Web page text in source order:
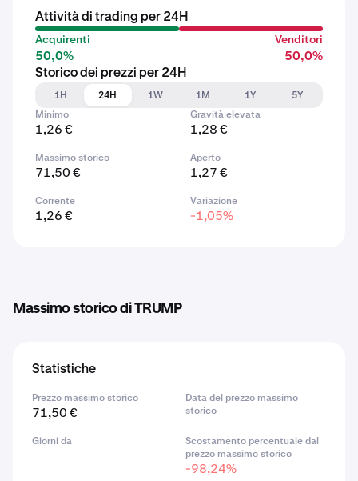
Attività di trading per 24H
Acquirenti
50,0%
Venditori
50,0%
Storico dei prezzi per 24H
1H
24H 1W 1M 1Y
5Y
Minimo
1,26 €
Gravità elevata
1,28 €
Massimo storico
71,50 €
Aperto
1,27 €
Corrente
1,26 €
Variazione
-1,05%
Massimo storico di TRUMP
Statistiche
Prezzo massimo storico
71,50 €
Data del prezzo massimo
storico
Giorni da
Scostamento percentuale dal
prezzo massimo storico
-98,24%